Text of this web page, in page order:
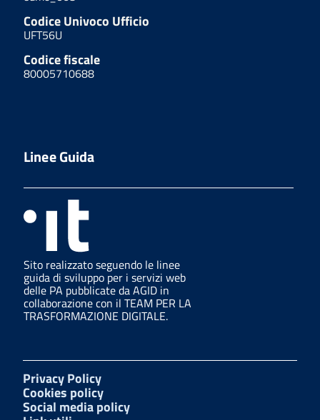
Codice Univoco Ufficio
UFT56U
Codice fiscale
80005710688
Linee Guida
Sito realizzato seguendo le linee
guida di sviluppo per i servizi web
delle PA pubblicate da AGID in
collaborazione con il TEAM PER LA
TRASFORMAZIONE DIGITALE.
Privacy Policy
Cookies policy
Social media policy